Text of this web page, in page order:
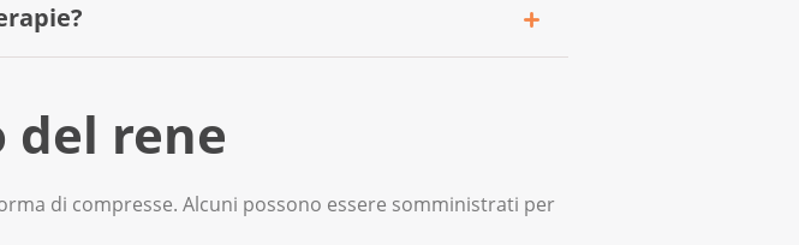
eruzioni cutanee, tosse e molta stanchezza.
del rene
di compresse. Alcuni possono essere somministrati per